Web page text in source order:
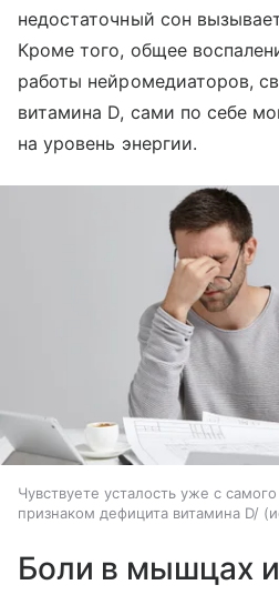
недостаточный сон
Кроме того, общее
работы нейромедиаторов,
витамина D, сами по себе
на уровень энергии.
Чувствуете усталость уже с
признаком дефицита витамина D/
Боли в мышцах и